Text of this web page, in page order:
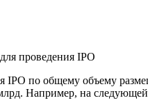
по общему объему
Например, на